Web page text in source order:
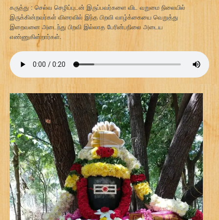
கருத்து : செல்வ செழிப்புடன் இருப்பவர்களை விட வறுமை நிலையில்
இருக்கின்றவர்கள் விரைவில் இந்த பிறவி வாழ்க்கையை வெறுத்து
இறைவனை அடைந்து பிறவி இல்லாத பேரின்பநிலை அடைய
எண்ணுகின்றார்கள்.